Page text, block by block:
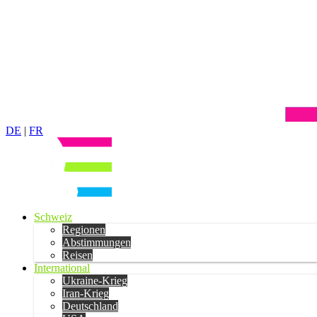
DE | FR
Schweiz
Regionen
Abstimmungen
Reisen
International
Ukraine-Krieg
Iran-Krieg
Deutschland